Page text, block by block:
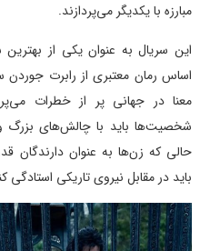
مبارزه با یکدیگر می‌پردازند.
این سریال به عنوان یکی از
اساس رمان معتبری از رابرت
معنا در جهانی پر از خطرات
شخصیت‌ها باید با چالش‌های بزرگ
حالی که زن‌ها به عنوان دارندگان
باید در مقابل نیروی تاریکی